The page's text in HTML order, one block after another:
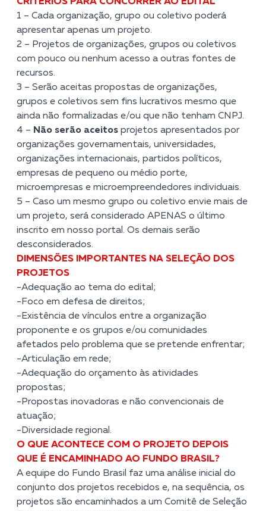
CRITÉRIOS PARA CONCORRER AO EDITAL
1 – Cada organização, grupo ou coletivo poderá
apresentar apenas um projeto.
2 – Projetos de organizações, grupos ou coletivos
com pouco ou nenhum acesso a outras fontes de
recursos.
3 – Serão aceitas propostas de organizações,
grupos e coletivos sem fins lucrativos mesmo que
ainda não formalizadas e/ou que não tenham CNPJ.
4 – Não serão aceitos projetos apresentados por
organizações governamentais, universidades,
organizações internacionais, partidos políticos,
empresas de pequeno ou médio porte,
microempresas e microempreendedores individuais.
5 – Caso um mesmo grupo ou coletivo envie mais de
um projeto, será considerado APENAS o último
inscrito em nosso portal. Os demais serão
desconsiderados.
DIMENSÕES IMPORTANTES NA SELEÇÃO DOS
PROJETOS
-Adequação ao tema do edital;
-Foco em defesa de direitos;
-Existência de vínculos entre a organização
proponente e os grupos e/ou comunidades
afetados pelo problema que se pretende enfrentar;
-Articulação em rede;
-Adequação do orçamento às atividades
propostas;
-Propostas inovadoras e não convencionais de
atuação;
-Diversidade regional.
O QUE ACONTECE COM O PROJETO DEPOIS
QUE É ENCAMINHADO AO FUNDO BRASIL?
A equipe do Fundo Brasil faz uma análise inicial do
conjunto dos projetos recebidos e, na sequência, os
projetos são encaminhados a um Comitê de Seleção